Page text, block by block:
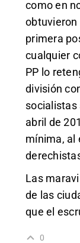
como en
obtuvieron
primera
cualquier
PP lo
división
socialistas
abril de
mínima, al
Las
de las
que el
0